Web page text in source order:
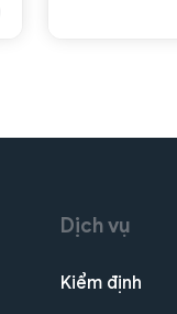
Dịch vụ
Kiểm định